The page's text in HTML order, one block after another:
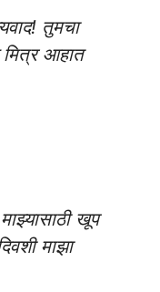
तुमचा
आहात
खूप
माझा